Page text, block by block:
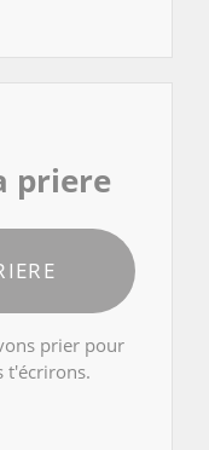
priere
prier pour
t'écrirons.